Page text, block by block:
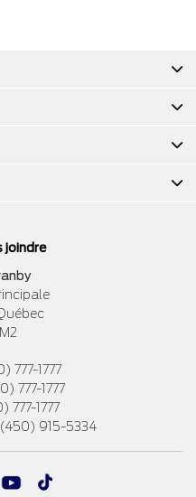
joindre
777-1777
777-1777
777-1777
(450) 915-5334